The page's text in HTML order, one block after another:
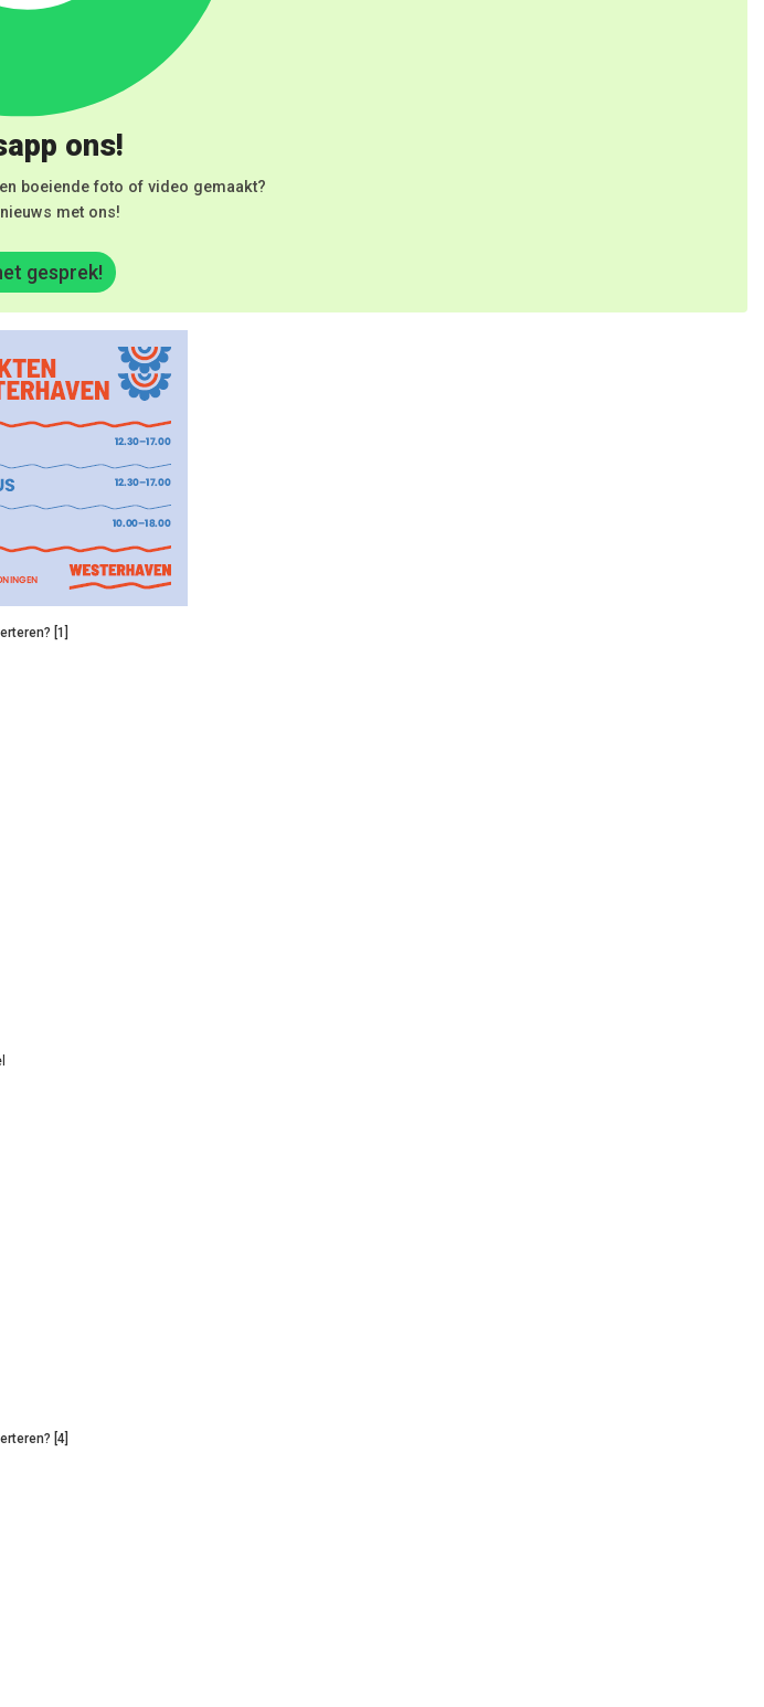
ons!
boeiende foto of video gemaakt?
met ons!
gesprek!
[1]
[4]